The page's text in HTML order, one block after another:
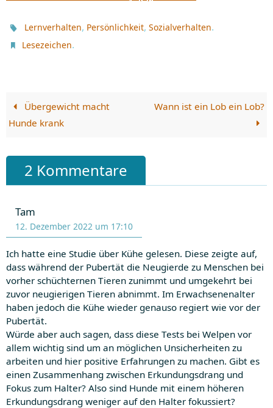
Lernverhalten, Persönlichkeit,Sozialverhalten.
Lesezeichen.
Übergewicht macht
Hunde krank
Wann ist ein Lob ein Lob?
2 Kommentare
Tam
12. Dezember 2022 um 17:10
Ich hatte eine Studie über Kühe gelesen. Diese zeigte auf,
dass während der Pubertät die Neugierde zu Menschen bei
vorher schüchternen Tieren zunimmt und umgekehrt bei
zuvor neugierigen Tieren abnimmt. Im Erwachsenenalter
haben jedoch die Kühe wieder genauso regiert wie vor der
Pubertät.
Würde aber auch sagen, dass diese Tests bei Welpen vor
allem wichtig sind um an möglichen Unsicherheiten zu
arbeiten und hier positive Erfahrungen zu machen. Gibt es
einen Zusammenhang zwischen Erkundungsdrang und
Fokus zum Halter? Also sind Hunde mit einem höheren
Erkundungsdrang weniger auf den Halter fokussiert?